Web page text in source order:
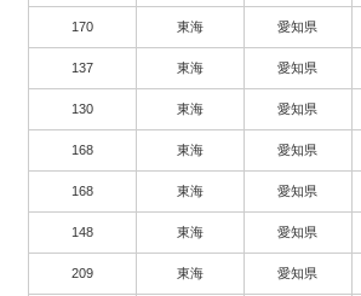
170 東海 愛知県
137 東海 愛知県
130 東海 愛知県
168 東海 愛知県
168 東海 愛知県
148 東海 愛知県
209 東海 愛知県